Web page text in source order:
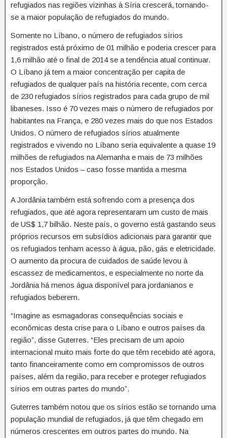
refugiados nas regiões vizinhas à Síria crescerá, tornando-
se a maior população de refugiados do mundo.
Somente no Líbano, o número de refugiados sírios
registrados está próximo de 01 milhão e poderia crescer para
1,6 milhão até o final de 2014 se a tendência atual continuar.
O Líbano já tem a maior concentração per capita de
refugiados de qualquer país na história recente, com cerca
de 230 refugiados sírios registrados para cada grupo de mil
libaneses. Isso é 70 vezes mais o número de refugiados por
habitantes na França, e 280 vezes mais do que nos Estados
Unidos. O número de refugiados sírios atualmente
registrados e vivendo no Líbano seria equivalente a quase 19
milhões de refugiados na Alemanha e mais de 73 milhões
nos Estados Unidos – caso fosse mantida a mesma
proporção.
A Jordânia também está sofrendo com a presença dos
refugiados, que até agora representaram um custo de mais
de US$ 1,7 bilhão. Neste país, o governo está gastando seus
próprios recursos em subsídios adicionais para garantir que
os refugiados tenham acesso à água, pão, gás e eletricidade.
O aumento da procura de cuidados de saúde levou à
escassez de medicamentos, e especialmente no norte da
Jordânia há menos água disponível para jordanianos e
refugiados beberem.
“Imagine as esmagadoras consequências sociais e
econômicas desta crise para o Líbano e outros países da
região”, disse Guterres. “Eles precisam de um apoio
internacional muito mais forte do que têm recebido até agora,
tanto financeiramente como em compromissos de outros
países, além da região, para receber e proteger refugiados
sírios em outras partes do mundo”.
Guterres também notou que os sírios estão se tornando uma
população mundial de refugiados, já que têm chegado em
números crescentes em outros partes do mundo. Na